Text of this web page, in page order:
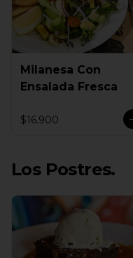
Milanesa Con
Ensalada Fresca
$16.900
Los Postres.